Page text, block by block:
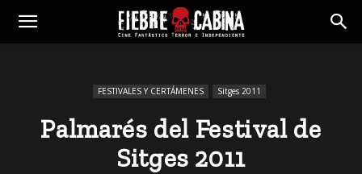
FESTIVALES Y CERTÁMENES Sitges 2011
Palmarés del Festival de
Sitges 2011